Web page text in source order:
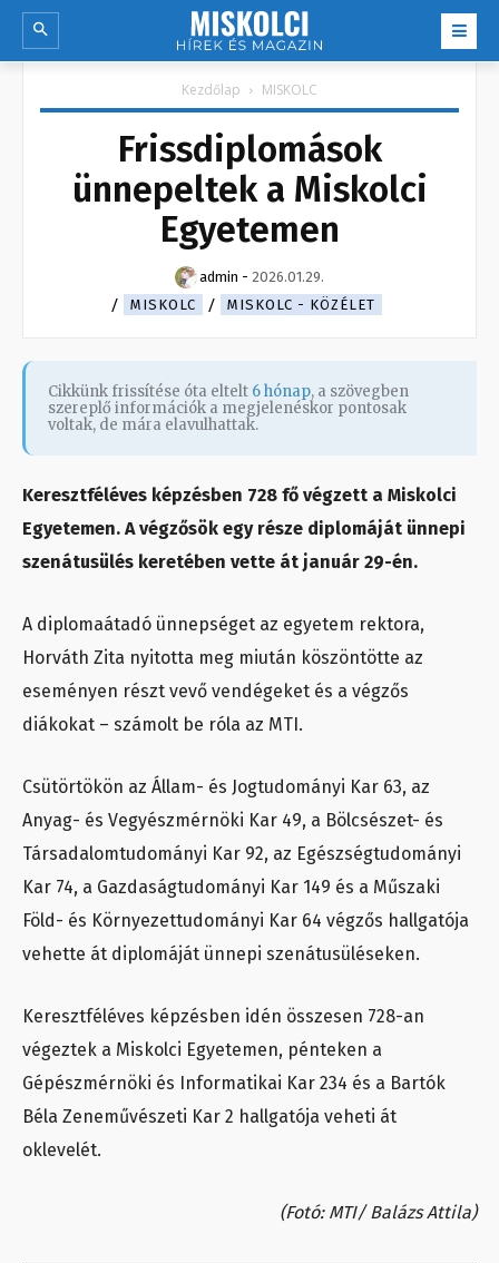
Kezdőlap MISKOLC
Frissdiplomások
ünnepeltek a Miskolci
Egyetemen
admin - 2026.01.29.
MISKOLC
MISKOLC - KÖZÉLET
Cikkünk frissítése óta eltelt 6 hónap, a szövegben
szereplő információk a megjelenéskor pontosak
voltak, de mára elavulhattak.
Keresztféléves képzésben 728 fő végzett a Miskolci
Egyetemen. A végzősök egy része diplomáját ünnepi
szenátusülés keretében vette át január 29-én.
A diplomaátadó ünnepséget az egyetem rektora,
Horváth Zita nyitotta meg miután köszöntötte az
eseményen részt vevő vendégeket és a végzős
diákokat – számolt be róla az MTI.
Csütörtökön az Állam- és Jogtudományi Kar 63, az
Anyag- és Vegyészmérnöki Kar 49, a Bölcsészet- és
Társadalomtudományi Kar 92, az Egészségtudományi
Kar 74, a Gazdaságtudományi Kar 149 és a Műszaki
Föld- és Környezettudományi Kar 64 végzős hallgatója
vehette át diplomáját ünnepi szenátusüléseken.
Keresztféléves képzésben idén összesen 728-an
végeztek a Miskolci Egyetemen, pénteken a
Gépészmérnöki és Informatikai Kar 234 és a Bartók
Béla Zeneművészeti Kar 2 hallgatója veheti át
oklevelét.
(Fotó: MTI/ Balázs Attila)